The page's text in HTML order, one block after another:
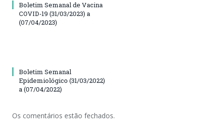
Boletim Semanal de Vacina
COVID-19 (31/03/2023) a
(07/04/2023)
Boletim Semanal
Epidemiológico (31/03/2022)
a (07/04/2022)
Os comentários estão fechados.